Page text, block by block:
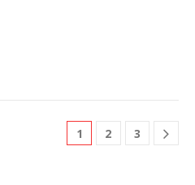
1 2 3